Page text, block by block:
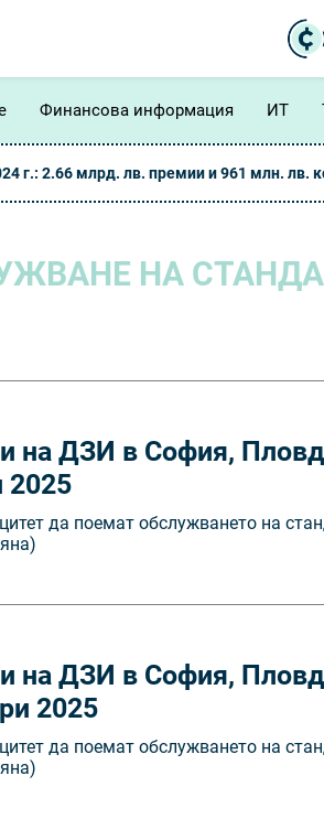
Финансова информация ИТ
г.: 2.66 млрд. лв. премии и 961 млн. лв.
НА
на ДЗИ в София,
2025
да поемат обслужването на
на ДЗИ в София,
2025
да поемат обслужването на